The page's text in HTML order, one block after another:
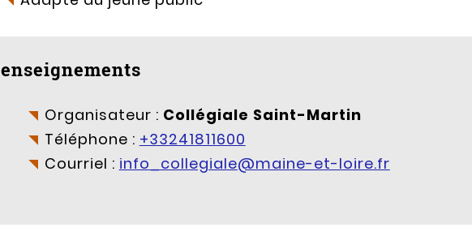
Organisateur : Collégiale Saint-Martin
Téléphone : +33241811600
Courriel : info_collegiale@maine-et-loire.fr